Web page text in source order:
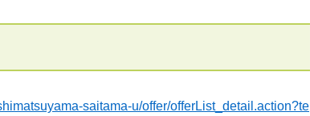
saitama-u/offer/offerList_detail.action?te